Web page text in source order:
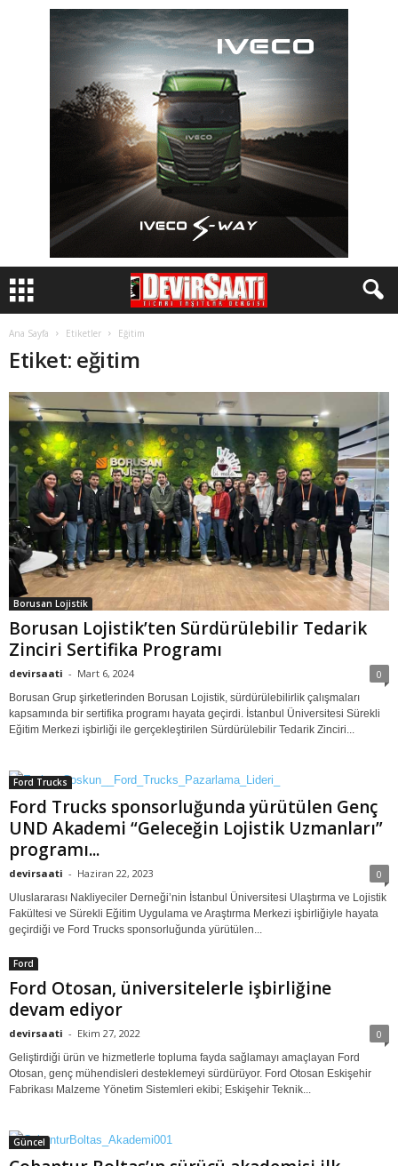
Ana Sayfa Etiketler Eğitim
Etiket: eğitim
Borusan Lojistik
Borusan Lojistik’ten Sürdürülebilir Tedarik
Zinciri Sertifika Programı
devirsaati - Mart 6, 2024 0
Borusan Grup şirketlerinden Borusan Lojistik, sürdürülebilirlik çalışmaları
kapsamında bir sertifika programı hayata geçirdi. İstanbul Üniversitesi Sürekli
Eğitim Merkezi işbirliği ile gerçekleştirilen Sürdürülebilir Tedarik Zinciri...
Ford Trucks
Ford Trucks sponsorluğunda yürütülen Genç
UND Akademi “Geleceğin Lojistik Uzmanları”
programı...
devirsaati - Haziran 22, 2023 0
Uluslararası Nakliyeciler Derneği’nin İstanbul Üniversitesi Ulaştırma ve Lojistik
Fakültesi ve Sürekli Eğitim Uygulama ve Araştırma Merkezi işbirliğiyle hayata
geçirdiği ve Ford Trucks sponsorluğunda yürütülen...
Ford
Ford Otosan, üniversitelerle işbirliğine
devam ediyor
devirsaati - Ekim 27, 2022 0
Geliştirdiği ürün ve hizmetlerle topluma fayda sağlamayı amaçlayan Ford
Otosan, genç mühendisleri desteklemeyi sürdürüyor. Ford Otosan Eskişehir
Fabrikası Malzeme Yönetim Sistemleri ekibi; Eskişehir Teknik...
Güncel